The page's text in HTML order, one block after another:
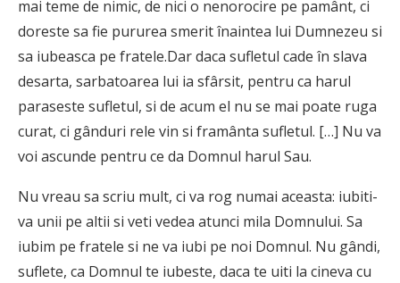
mai teme de nimic, de nici o nenorocire pe pamânt, ci
doreste sa fie pururea smerit înaintea lui Dumnezeu si
sa iubeasca pe fratele.Dar daca sufletul cade în slava
desarta, sarbatoarea lui ia sfârsit, pentru ca harul
paraseste sufletul, si de acum el nu se mai poate ruga
curat, ci gânduri rele vin si framânta sufletul. […] Nu va
voi ascunde pentru ce da Domnul harul Sau.
Nu vreau sa scriu mult, ci va rog numai aceasta: iubiti-
va unii pe altii si veti vedea atunci mila Domnului. Sa
iubim pe fratele si ne va iubi pe noi Domnul. Nu gândi,
suflete, ca Domnul te iubeste, daca te uiti la cineva cu